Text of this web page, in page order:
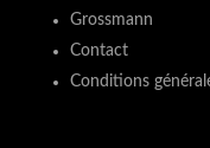
Grossmann
Contact
Conditions